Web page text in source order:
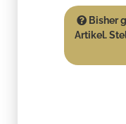
Bisher
Artikel.